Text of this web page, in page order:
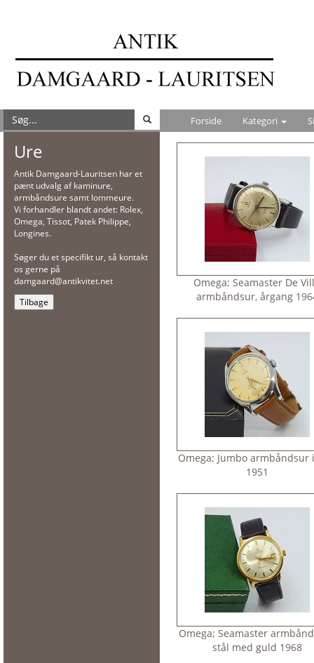
Forside Kategori
Ure
Antik Damgaard-Lauritsen har et
pænt udvalg af kaminure,
armbåndsure samt lommeure.
Vi forhandler blandt andet: Rolex,
Omega, Tissot, Patek Philippe,
Longines.
Søger du et specifikt ur, så kontakt
os gerne på
damgaard@antikvitet.net
Tilbage
Omega; Seamaster De
armbåndsur, årgang
Omega; Jumbo armbåndsur
1951
Omega; Seamaster
stål med guld 1968